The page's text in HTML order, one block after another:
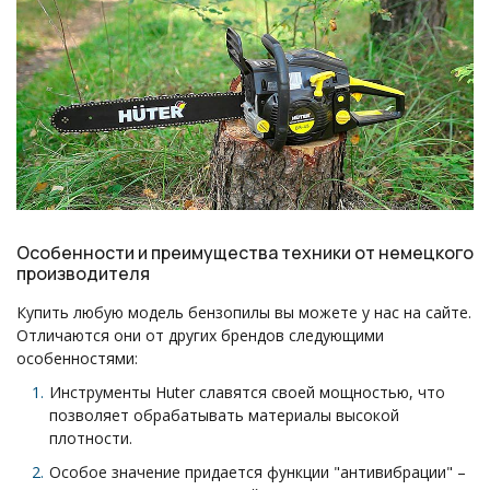
Особенности и преимущества техники от немецкого
производителя
Купить любую модель бензопилы вы можете у нас на сайте.
Отличаются они от других брендов следующими
особенностями:
Инструменты Huter славятся своей мощностью, что
позволяет обрабатывать материалы высокой
плотности.
Особое значение придается функции "антивибрации" –